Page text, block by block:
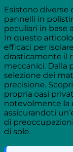
Esistono diverse
pannelli in
peculiari in base
In questo
efficaci per
drasticamente il
meccanici. Dalla
selezione dei
precisione.
propria oasi
notevolmente la
assicurandoti
di
di sole.